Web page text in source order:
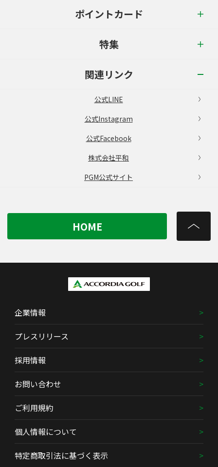
ポイントカード
特集
関連リンク
公式LINE
公式Instagram
公式Facebook
株式会社平和
PGM公式サイト
HOME
企業情報
プレスリリース
採用情報
お問い合わせ
ご利用規約
個人情報について
特定商取引法に基づく表示